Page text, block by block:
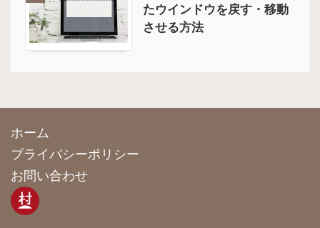
たウインドウを戻す・移動
させる方法
ホーム
プライバシーポリシー
お問い合わせ